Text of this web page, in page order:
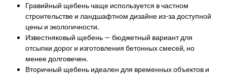
Гравийный щебень чаще используется в частном
строительстве и ландшафтном дизайне из-за доступной
цены и экологичности.
Известняковый щебень — бюджетный вариант для
отсыпки дорог и изготовления бетонных смесей, но
менее долговечен.
Вторичный щебень идеален для временных объектов и